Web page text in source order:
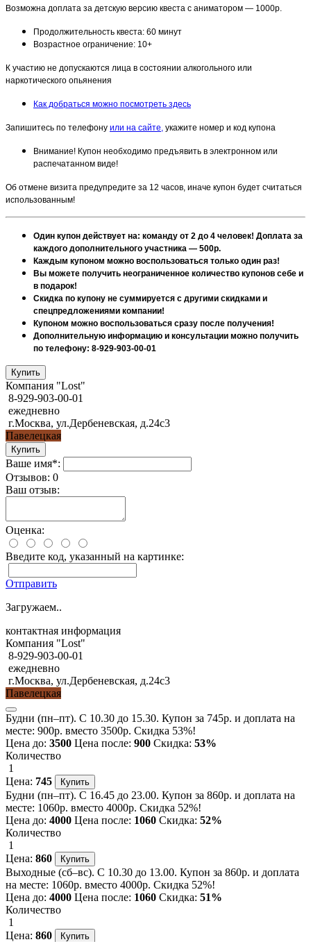
Возможна доплата за детскую версию квеста с аниматором — 1000р.
Продолжительность квеста: 60 минут
Возрастное ограничение: 10+
К участию не допускаются лица в состоянии алкогольного или
наркотического опьянения
Как добраться можно посмотреть здесь
Запишитесь по телефону или на сайте, укажите номер и код купона
Внимание! Купон необходимо предъявить в электронном или
распечатанном виде!
Об отмене визита предупредите за 12 часов, иначе купон будет считаться
использованным!
Один купон действует на: команду от 2 до 4 человек! Доплата за
каждого дополнительного участника — 500р.
Каждым купоном можно воспользоваться только один раз!
Вы можете получить неограниченное количество купонов себе и
в подарок!
Скидка по купону не суммируется с другими скидками и
спецпредложениями компании!
Купоном можно воспользоваться сразу после получения!
Дополнительную информацию и консультации можно получить
по телефону: 8-929-903-00-01
Компания "Lost"
8-929-903-00-01
ежедневно
г.Москва, ул.Дербеневская, д.24с3
Павелецкая
Ваше имя*:
Отзывов: 0
Ваш отзыв:
Оценка:
Введите код, указанный на картинке:
Отправить
Загружаем..
контактная информация
Компания "Lost"
8-929-903-00-01
ежедневно
г.Москва, ул.Дербеневская, д.24с3
Павелецкая
Будни (пн–пт). С 10.30 до 15.30. Купон за 745р. и доплата на
месте: 900р. вместо 3500р. Скидка 53%!
Цена до: 3500 Цена после: 900 Скидка: 53%
Количество
1
Цена: 745
Будни (пн–пт). С 16.45 до 23.00. Купон за 860р. и доплата на
месте: 1060р. вместо 4000р. Скидка 52%!
Цена до: 4000 Цена после: 1060 Скидка: 52%
Количество
1
Цена: 860
Выходные (сб–вс). С 10.30 до 13.00. Купон за 860р. и доплата
на месте: 1060р. вместо 4000р. Скидка 52%!
Цена до: 4000 Цена после: 1060 Скидка: 51%
Количество
1
Цена: 860